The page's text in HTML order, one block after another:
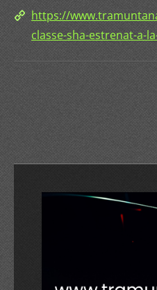
https://
classe-sha-estrenat-a-